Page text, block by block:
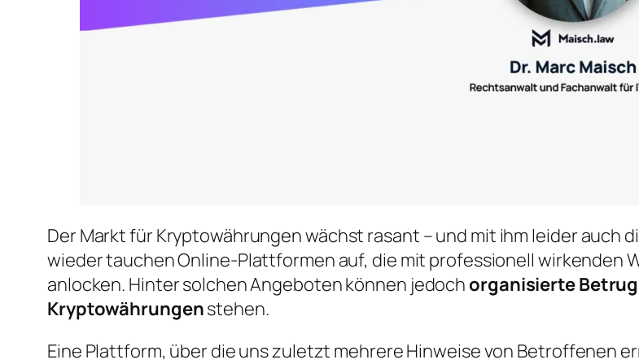
Der Markt für Kryptowährungen wächst rasant – und mit ihm leider
wieder tauchen Online-Plattformen auf, die mit professionell wirkenden
anlocken. Hinter solchen Angeboten können jedoch organisierte
Kryptowährungenstehen.
Eine Plattform, über die uns zuletzt mehrere Hinweise von Betroffenen